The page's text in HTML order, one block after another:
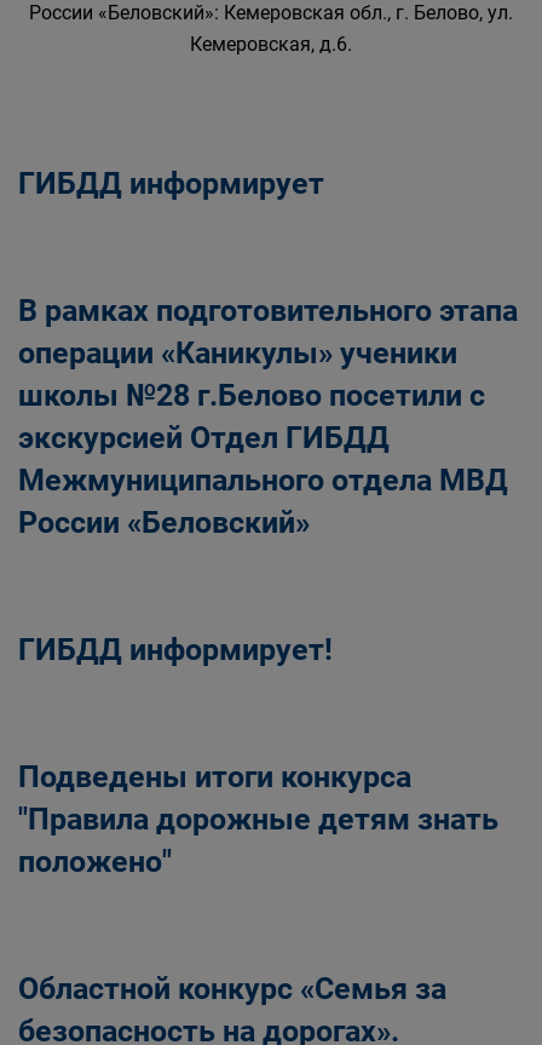
России «Беловский»: Кемеровская обл., г. Белово, ул.
Кемеровская, д.6.
ГИБДД информирует
В рамках подготовительного этапа
операции «Каникулы» ученики
школы №28 г.Белово посетили с
экскурсией Отдел ГИБДД
Межмуниципального отдела МВД
России «Беловский»
ГИБДД информирует!
Подведены итоги конкурса
"Правила дорожные детям знать
положено"
Областной конкурс «Семья за
безопасность на дорогах».